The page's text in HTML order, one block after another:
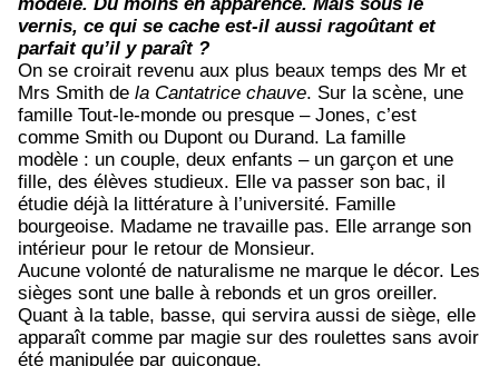
vernis, ce qui se cache est-il aussi ragoûtant et
parfait qu’il y paraît ?
On se croirait revenu aux plus beaux temps des Mr et
Mrs Smith de la Cantatrice chauve. Sur la scène, une
famille Tout-le-monde ou presque – Jones, c’est
comme Smith ou Dupont ou Durand. La famille
modèle : un couple, deux enfants – un garçon et une
fille, des élèves studieux. Elle va passer son bac, il
étudie déjà la littérature à l’université. Famille
bourgeoise. Madame ne travaille pas. Elle arrange son
intérieur pour le retour de Monsieur.
Aucune volonté de naturalisme ne marque le décor. Les
sièges sont une balle à rebonds et un gros oreiller.
Quant à la table, basse, qui servira aussi de siège, elle
apparaît comme par magie sur des roulettes sans avoir
été manipulée par quiconque.